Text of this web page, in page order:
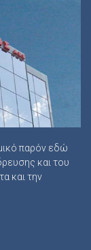
παρόν εδώ
και του
και την